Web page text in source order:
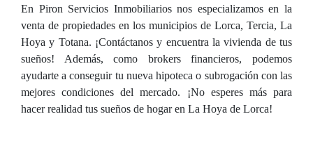
En Piron Servicios Inmobiliarios nos especializamos en la
venta de propiedades en los municipios de Lorca, Tercia, La
Hoya y Totana. ¡Contáctanos y encuentra la vivienda de tus
sueños! Además, como brokers financieros, podemos
ayudarte a conseguir tu nueva hipoteca o subrogación con las
mejores condiciones del mercado. ¡No esperes más para
hacer realidad tus sueños de hogar en La Hoya de Lorca!